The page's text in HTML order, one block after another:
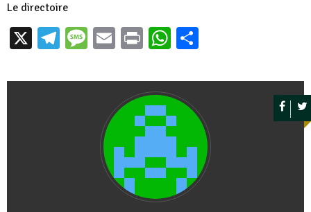
Le directoire
X Telegram
Message
EmailPrintWhatsApp